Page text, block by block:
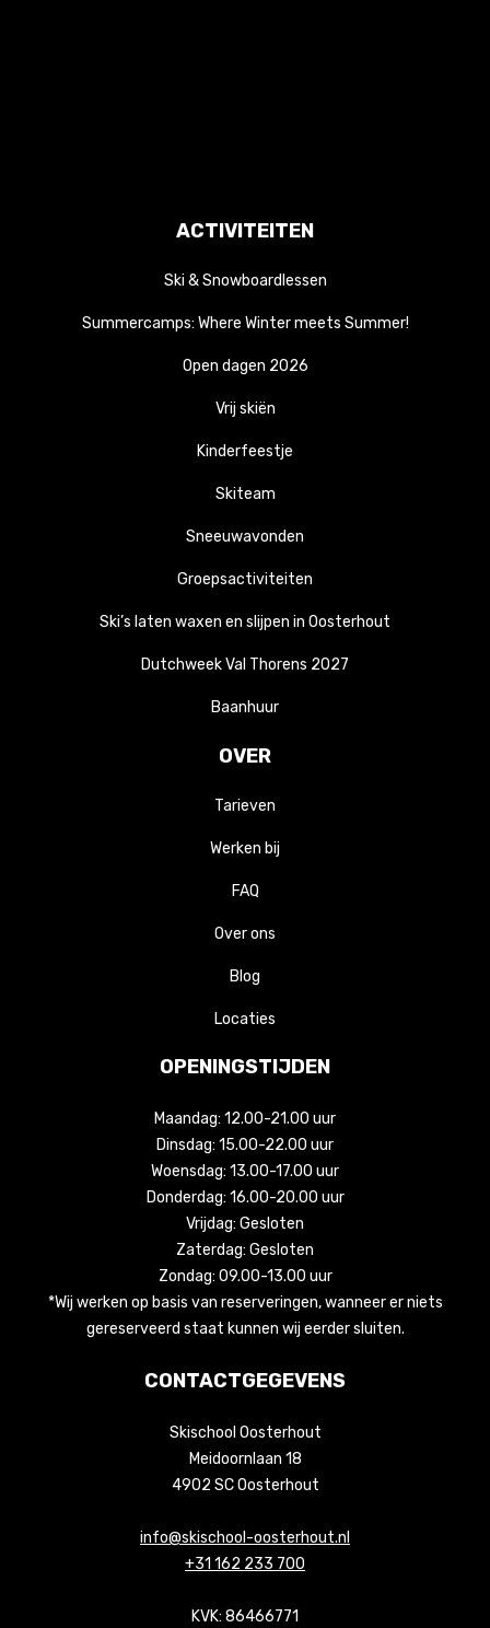
ACTIVITEITEN
Ski & Snowboardlessen
Summercamps: Where Winter meets Summer!
Open dagen 2026
Vrij skiën
Kinderfeestje
Skiteam
Sneeuwavonden
Groepsactiviteiten
Ski’s laten waxen en slijpen in Oosterhout
Dutchweek Val Thorens 2027
Baanhuur
OVER
Tarieven
Werken bij
FAQ
Over ons
Blog
Locaties
OPENINGSTIJDEN
Maandag: 12.00-21.00 uur
Dinsdag: 15.00-22.00 uur
Woensdag: 13.00-17.00 uur
Donderdag: 16.00-20.00 uur
Vrijdag: Gesloten
Zaterdag: Gesloten
Zondag: 09.00-13.00 uur
*Wij werken op basis van reserveringen, wanneer er niets
gereserveerd staat kunnen wij eerder sluiten.
CONTACTGEGEVENS
Skischool Oosterhout
Meidoornlaan 18
4902 SC Oosterhout
info@skischool-oosterhout.nl
+31 162 233 700
KVK: 86466771